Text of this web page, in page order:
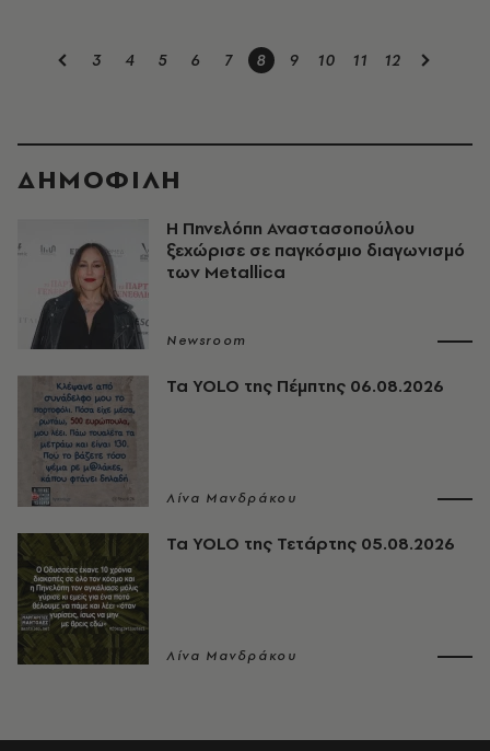
3 4 5 6 7 8 9 10 11 12
ΔΗΜΟΦΙΛΗ
Η Πηνελόπη Αναστασοπούλου
ξεχώρισε σε παγκόσμιο διαγωνισμό
των Metallica
Newsroom
Τα YOLO της Πέμπτης 06.08.2026
Λίνα Μανδράκου
Τα YOLO της Τετάρτης 05.08.2026
Λίνα Μανδράκου